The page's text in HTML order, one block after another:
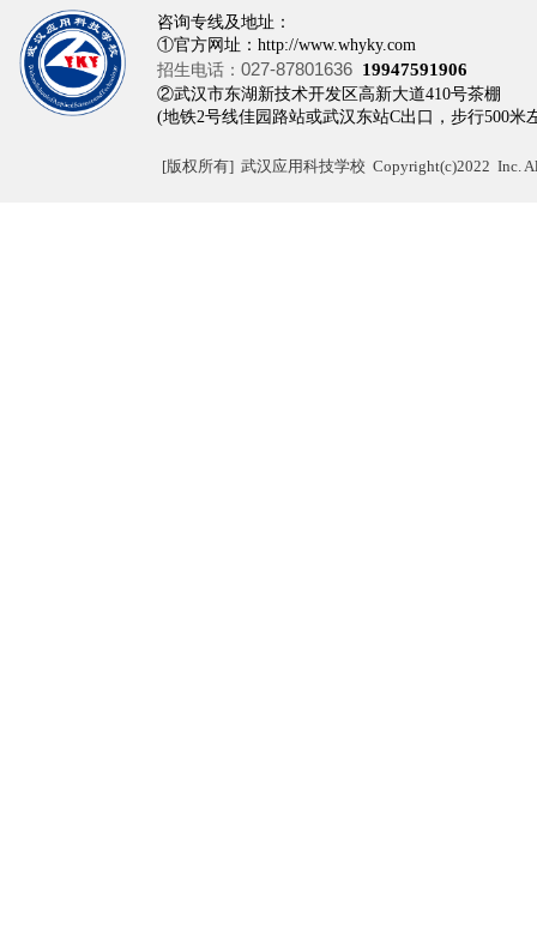
咨询专线及地址：
①官方网址：http://www.whyky.com
招生电话： 027-87801636 19947591906
②武汉市东湖新技术开发区高新大道410
(地铁2号线佳园路站或武汉东站C出口，步行500米
[版权所有] 武汉应用科技学校 Copyright(c)2022 Inc.